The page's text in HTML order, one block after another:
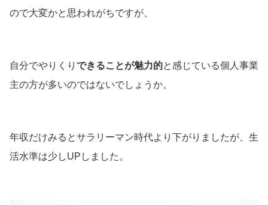
ので大変かと思われがちですが、
自分でやりくり できることが魅力的と感じている個人事業
主の方が多いのではないでしょうか。
年収だけみるとサラリーマン時代より下がりましたが、生
活水準は少しUPしました。